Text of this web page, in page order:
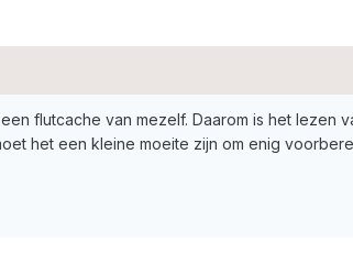
flutcache van mezelf. Daarom is het lezen
het een kleine moeite zijn om enig